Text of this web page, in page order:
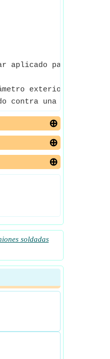
aplicado para
exterior y el
contra una carga de
soldadas